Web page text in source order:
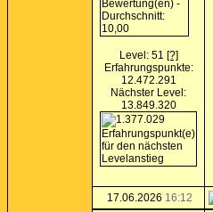
Level: 51 [?]
Erfahrungspunkte:
12.472.291
Nächster Level:
13.849.320
17.06.2026 16:12